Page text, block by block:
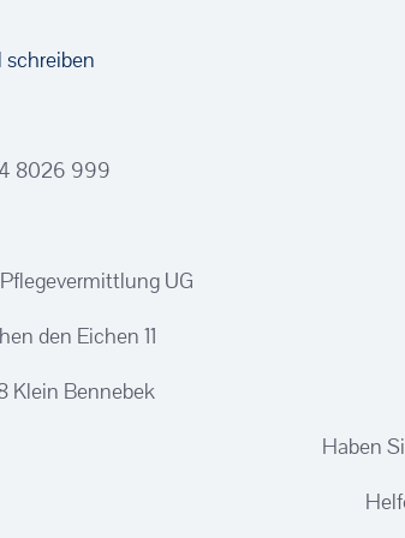
schreiben
8026 999
UG
den Eichen 11
Klein Bennebek
Haben